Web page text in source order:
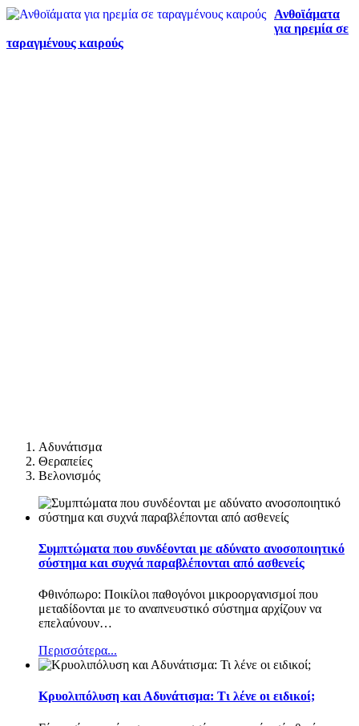
Ανθοϊάματα
για ηρεμία σε
ταραγμένους καιρούς
Αδυνάτισμα
Θεραπείες
Βελονισμός
Συμπτώματα που συνδέονται με αδύνατο ανοσοποιητικό
σύστημα και συχνά παραβλέπονται από ασθενείς
Φθινόπωρο: Ποικίλοι παθογόνοι μικροοργανισμοί που
μεταδίδονται με το αναπνευστικό σύστημα αρχίζουν να
επελαύνουν…
Περισσότερα...
Κρυολιπόλυση και Αδυνάτισμα: Τι λένε οι ειδικοί;